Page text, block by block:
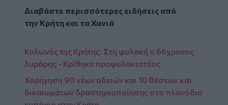
Διαβάστε περισσότερες ειδήσεις από
την Κρήτη και τα Χανιά
Κολωνός της Κρήτης: Στη φυλακή ο 66χρονος
λυράρης - Κρίθηκε προφυλακιστέος
Χορήγηση 90 νέων αδειών και 10 θέσεων και
δικαιωμάτων δραστηριοποίησης στο πλανόδιο